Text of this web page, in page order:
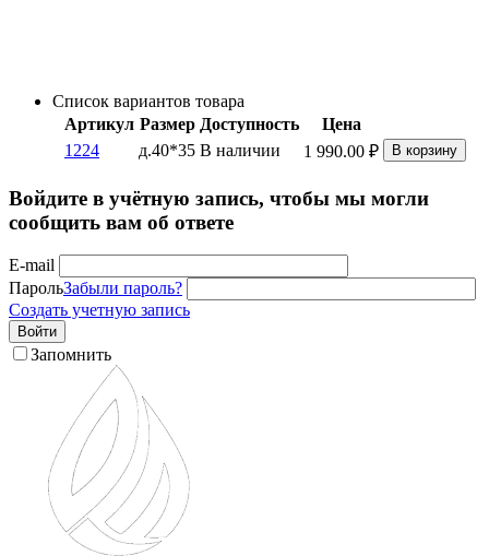
Список вариантов товара
Артикул Размер Доступность
Цена
1224
д.40*35 В наличии 1 990.00 ₽ В корзину
Войдите в учётную запись, чтобы мы могли
сообщить вам об ответе
E-mail
ПарольЗабыли пароль?
Создать учетную запись
Войти
Запомнить